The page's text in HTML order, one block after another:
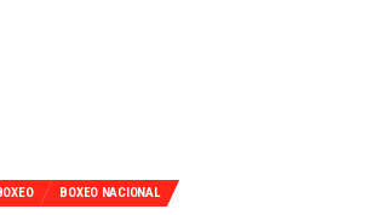
BOXEO NACIONAL